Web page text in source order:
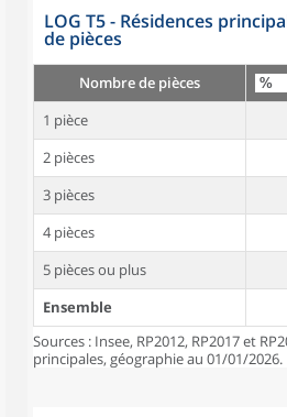
LOG T5 - Résidences
de pièces
Nombre de pièces
1 pièce
2 pièces
3 pièces
4 pièces
5 pièces ou plus
Ensemble
Sources : Insee, RP2012, RP2017 et
principales, géographie au 01/01/2026.